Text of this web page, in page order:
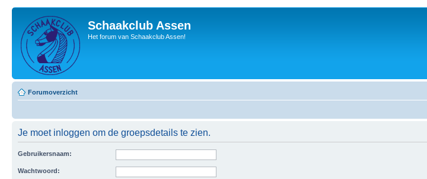
Schaakclub Assen
Het forum van Schaakclub Assen!
Forumoverzicht
Je moet inloggen om de groepsdetails te zien.
Gebruikersnaam:
Wachtwoord: